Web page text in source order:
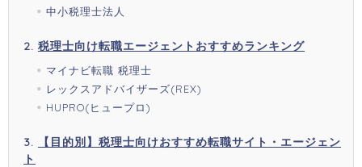
中小税理士法人
税理士向け転職エージェントおすすめランキング
マイナビ転職 税理士
レックスアドバイザーズ(REX)
HUPRO(ヒュープロ)
【目的別】税理士向けおすすめ転職サイト・エージェン
ト